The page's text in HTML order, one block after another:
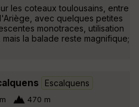
les coteaux toulousains, entre
avec quelques petites
monotraces, utilisation
la balade reste magnifique;
Escalquens
470 m